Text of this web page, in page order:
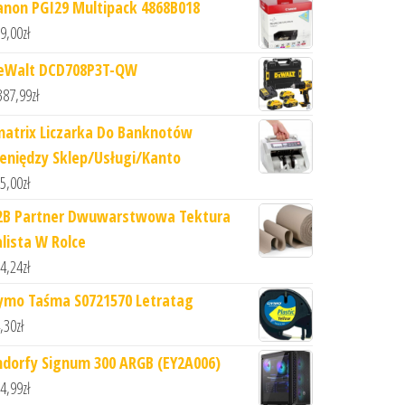
PGI29 Multipack 4868B018
zł
DCD708P3T-QW
zł
Liczarka Do Banknotów
Sklep/Usługi/Kanto
zł
Partner Dwuwarstwowa Tektura
W Rolce
zł
Taśma S0721570 Letratag
zł
Signum 300 ARGB (EY2A006)
zł